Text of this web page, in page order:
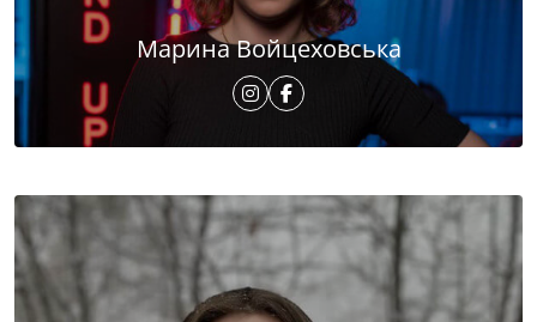
Марина Войцеховська